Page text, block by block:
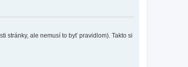
stránky, ale nemusí to byť pravidlom). Takto si